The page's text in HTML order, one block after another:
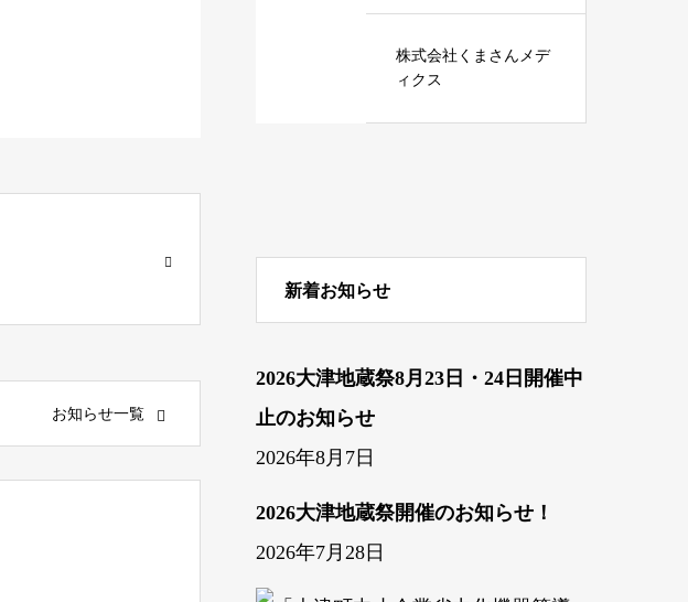
お知らせ一覧
株式会社くまさんメデ
ィクス
新着お知らせ
2026大津地蔵祭8月23日・24日開催中
止のお知らせ
2026年8月7日
2026大津地蔵祭開催のお知らせ！
2026年7月28日